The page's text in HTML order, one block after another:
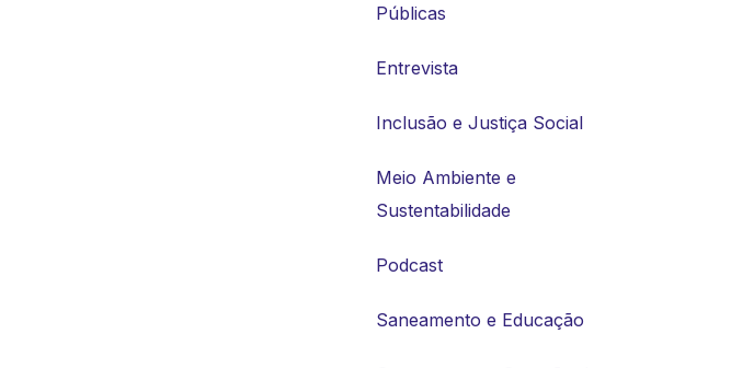
Públicas
Entrevista
Inclusão e Justiça Social
Meio Ambiente e
Sustentabilidade
Podcast
Saneamento e Educação